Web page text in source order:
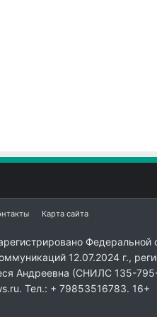
Карта сайта
12.07.2024 г.,
Андреевна (СНИЛС 135-
Тел.: + 79853516783. 16+